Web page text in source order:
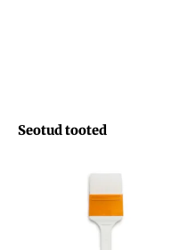
Seotud tooted